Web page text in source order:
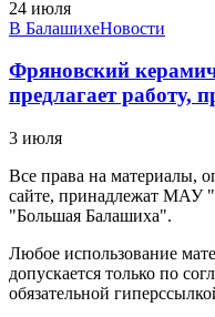
24 июля
В БалашихеНовости
Фряновский
предлагает работу,
3 июля
Все права на материалы,
сайте, принадлежат МАУ
"Большая Балашиха".
Любое использование
допускается только по
обязательной